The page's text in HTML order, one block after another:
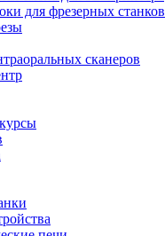
для фрезерных станков
сканеров